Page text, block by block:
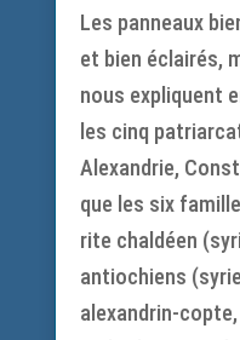
Les panneaux
et bien éclairés,
nous expliquent
les cinq
Alexandrie,
que les six
rite chaldéen
antiochiens
alexandrin-